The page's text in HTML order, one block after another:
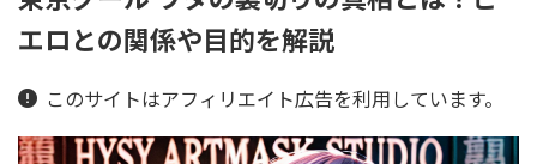
エロとの関係や目的を解説
このサイトはアフィリエイト広告を利用しています。